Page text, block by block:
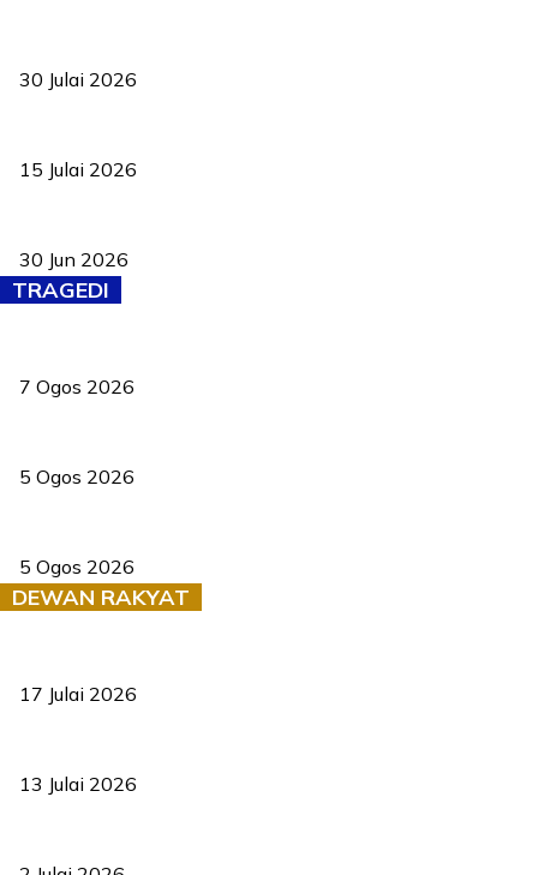
30 Julai 2026
15 Julai 2026
30 Jun 2026
TRAGEDI
7 Ogos 2026
5 Ogos 2026
5 Ogos 2026
DEWAN RAKYAT
17 Julai 2026
13 Julai 2026